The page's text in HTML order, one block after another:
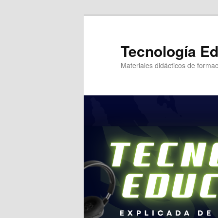
Tecnología
Materiales didácticos de